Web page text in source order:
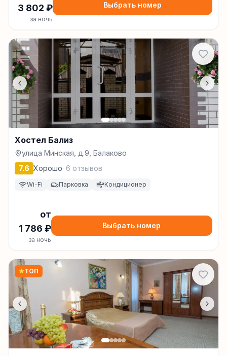
3 802 ₽
за ночь
Выбрать номер
Хостел Бализ
улица Минская, д.9, Балаково
7.6 Хорошо· 6 отзывов
Wi-Fi Парковка Кондиционер
от
1 786 ₽
за ночь
Выбрать номер
★ТОП